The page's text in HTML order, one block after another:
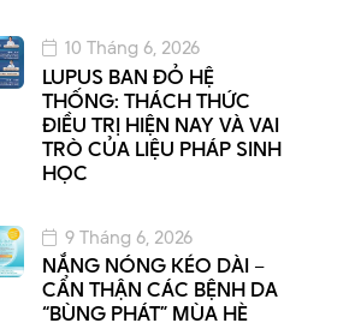
LUPUS BAN ĐỎ HỆ
THỐNG: THÁCH THỨC
ĐIỀU TRỊ HIỆN NAY VÀ VAI
TRÒ CỦA LIỆU PHÁP SINH
HỌC
10 Tháng 6, 2026
NẮNG NÓNG KÉO DÀI –
CẨN THẬN CÁC BỆNH DA
“BÙNG PHÁT” MÙA HÈ
9 Tháng 6, 2026